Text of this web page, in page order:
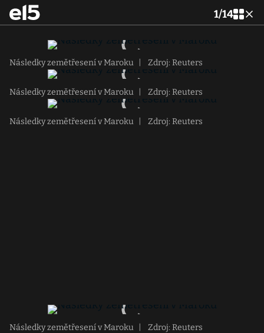
1/14
Následky zemětřesení v Maroku Zdroj: Reuters
Následky zemětřesení v Maroku Zdroj: Reuters
Následky zemětřesení v Maroku Zdroj: Reuters
Následky zemětřesení v Maroku Zdroj: Reuters